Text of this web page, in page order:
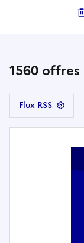
1560 offres
Flux RSS